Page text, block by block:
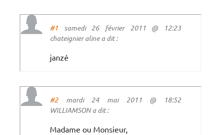
#1 samedi 26 février 2011 @ 12:23
chateignier aline a dit :
janzé
#2mardi 24 mai 2011 @ 18:52
WILLIAMSON a dit :
Madame ou Monsieur,